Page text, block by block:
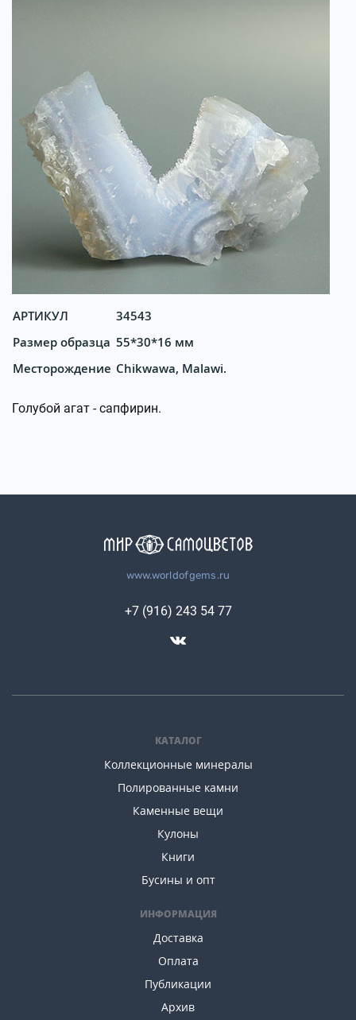
АРТИКУЛ
34543
Размер образца 55*30*16 мм
Месторождение Chikwawa, Malawi.
Голубой агат - сапфирин.
www.worldofgems.ru
КАТАЛОГ
Коллекционные минералы
Полированные камни
Каменные вещи
Кулоны
Книги
Бусины и опт
ИНФОРМАЦИЯ
Доставка
Оплата
Публикации
Архив
+7 (916) 243 54 77